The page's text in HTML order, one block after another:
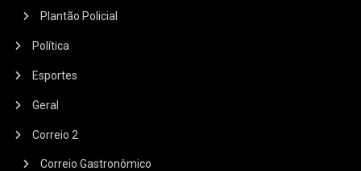
Plantão Policial
Política
Esportes
Geral
Correio 2
Correio Gastronômico